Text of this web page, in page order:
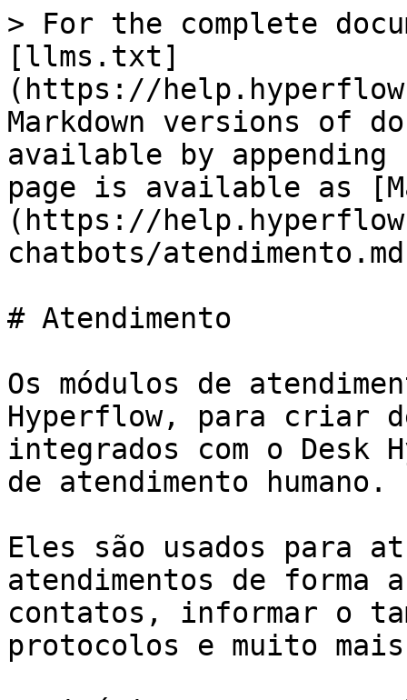
> For the complete
[llms.txt]
(https://
Markdown versions of
available by
page is available as
(https://
chatbots/
# Atendimento
Os módulos de
Hyperflow, para criar
integrados com o Desk
de atendimento humano.
Eles são usados para
atendimentos de forma
contatos, informar o
protocolos e muito